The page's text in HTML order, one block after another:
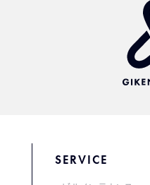
SERVICE